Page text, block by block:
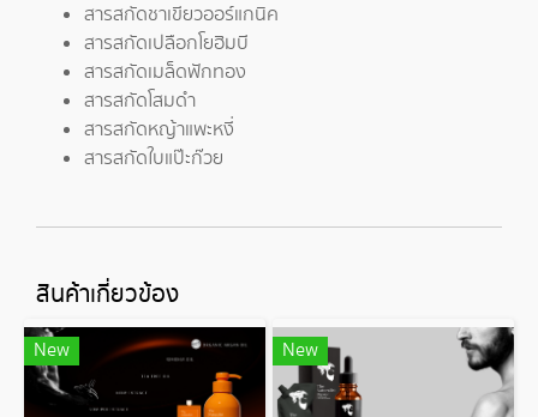
สารสกัดชาเขียวออร์แกนิค
สารสกัดเปลือกโยฮิมบี
สารสกัดเมล็ดฟักทอง
สารสกัดโสมดำ
สารสกัดหญ้าแพะหงี่
สารสกัดใบแป๊ะก๊วย
สินค้าเกี่ยวข้อง
New New